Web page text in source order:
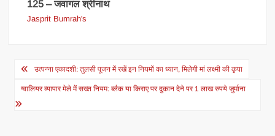
125 – जवागल श्रीनाथ
Jasprit Bumrah's
Post
navigation
उत्पन्ना एकादशी: तुलसी पूजन में रखें इन नियमों का ध्यान, मिलेगी मां लक्ष्मी की कृपा
ग्वालियर व्यापार मेले में सख्त नियम: ब्लैक या किराए पर दुकान देने पर 1 लाख रुपये जुर्माना